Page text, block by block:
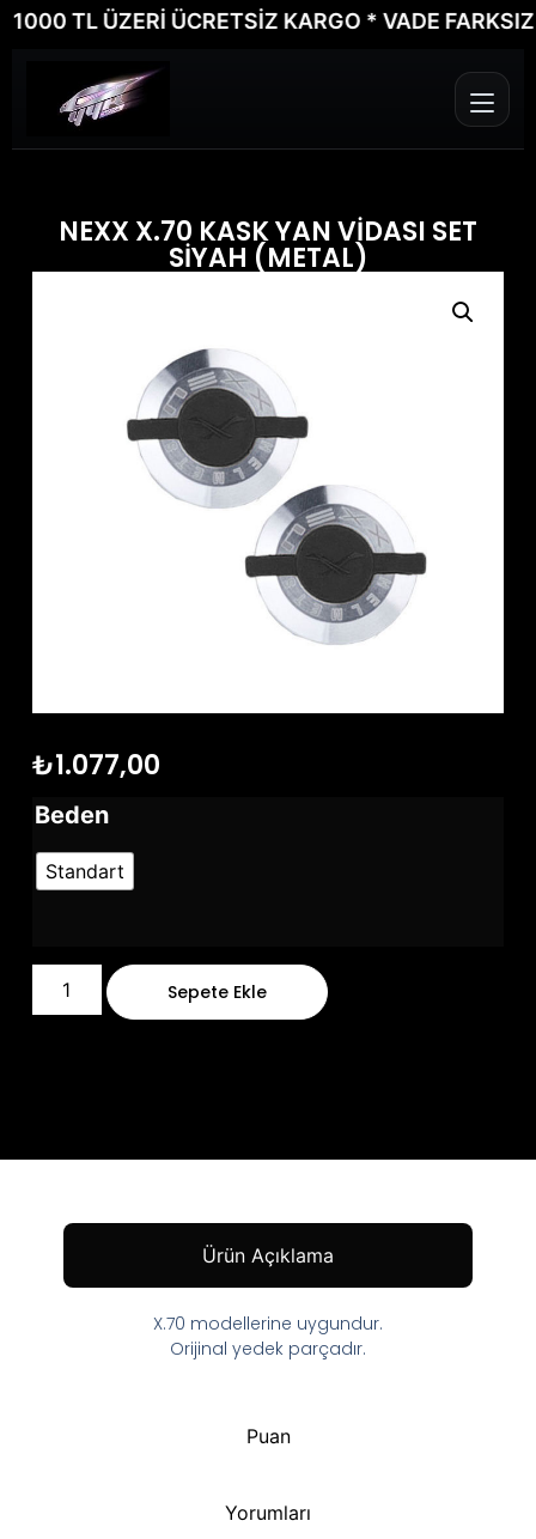
TL ÜZERİ ÜCRETSİZ KARGO * VADE FARKSIZ 6
NEXX X.70 KASK YAN VİDASI SET
SİYAH (METAL)
₺1.077,00
Beden
Standart
Sepete Ekle
Ürün Açıklama
Puan
Yorumları
X.70 modellerine uygundur.
Orijinal yedek parçadır.